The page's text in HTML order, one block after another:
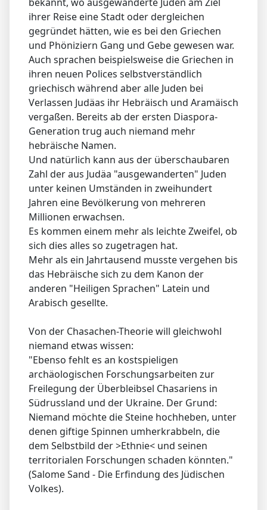
ihrer Reise eine Stadt oder dergleichen
gegründet hätten, wie es bei den Griechen
und Phöniziern Gang und Gebe gewesen war.
Auch sprachen beispielsweise die Griechen in
ihren neuen Polices selbstverständlich
griechisch während aber alle Juden bei
Verlassen Judäas ihr Hebräisch und Aramäisch
vergaßen. Bereits ab der ersten Diaspora-
Generation trug auch niemand mehr
hebräische Namen.
Und natürlich kann aus der überschaubaren
Zahl der aus Judäa "ausgewanderten" Juden
unter keinen Umständen in zweihundert
Jahren eine Bevölkerung von mehreren
Millionen erwachsen.
Es kommen einem mehr als leichte Zweifel, ob
sich dies alles so zugetragen hat.
Mehr als ein Jahrtausend musste vergehen bis
das Hebräische sich zu dem Kanon der
anderen "Heiligen Sprachen" Latein und
Arabisch gesellte.
Von der Chasachen-Theorie will gleichwohl
niemand etwas wissen:
"Ebenso fehlt es an kostspieligen
archäologischen Forschungsarbeiten zur
Freilegung der Überbleibsel Chasariens in
Südrussland und der Ukraine. Der Grund:
Niemand möchte die Steine hochheben, unter
denen giftige Spinnen umherkrabbeln, die
dem Selbstbild der >Ethnie< und seinen
territorialen Forschungen schaden könnten."
(Salome Sand - Die Erfindung des Jüdischen
Volkes).